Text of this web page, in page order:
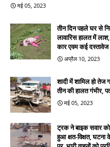
मई 05, 2023
तीन दिन पहले घर से
लावारिस हालत में
कार एवम कई दस्तावेज
अप्रैल 10, 2023
शादी में शामिल हो तेज
तीन की हालत गंभीर,
मई 05, 2023
ट्रक ने बाइक सवार
हुआ क्षत-विक्षत,